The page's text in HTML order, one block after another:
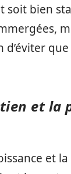
soit bien
et la
et